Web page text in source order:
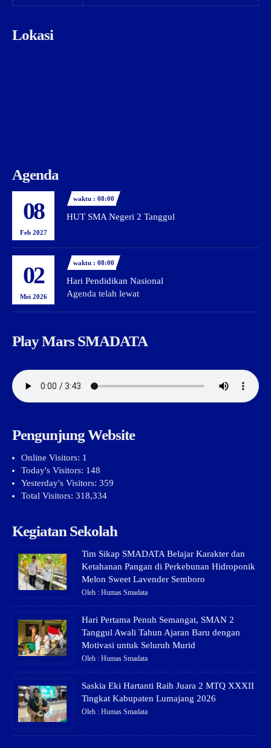
Lokasi
Agenda
08
Feb 2027
waktu : 08:00
HUT SMA Negeri 2 Tanggul
02
Mei 2026
waktu : 08:00
Hari Pendidikan Nasional
Agenda telah lewat
Play Mars SMADATA
Pengunjung Website
Online Visitors: 1
Today's Visitors: 148
Yesterday's Visitors: 359
Total Visitors: 318,334
Kegiatan Sekolah
Tim Sikap SMADATA Belajar Karakter dan
Ketahanan Pangan di Perkebunan Hidroponik
Melon Sweet Lavender Semboro
Oleh : Humas Smadata
Hari Pertama Penuh Semangat, SMAN 2
Tanggul Awali Tahun Ajaran Baru dengan
Motivasi untuk Seluruh Murid
Oleh : Humas Smadata
Saskia Eki Hartanti Raih Juara 2 MTQ XXXII
Tingkat Kabupaten Lumajang 2026
Oleh : Humas Smadata